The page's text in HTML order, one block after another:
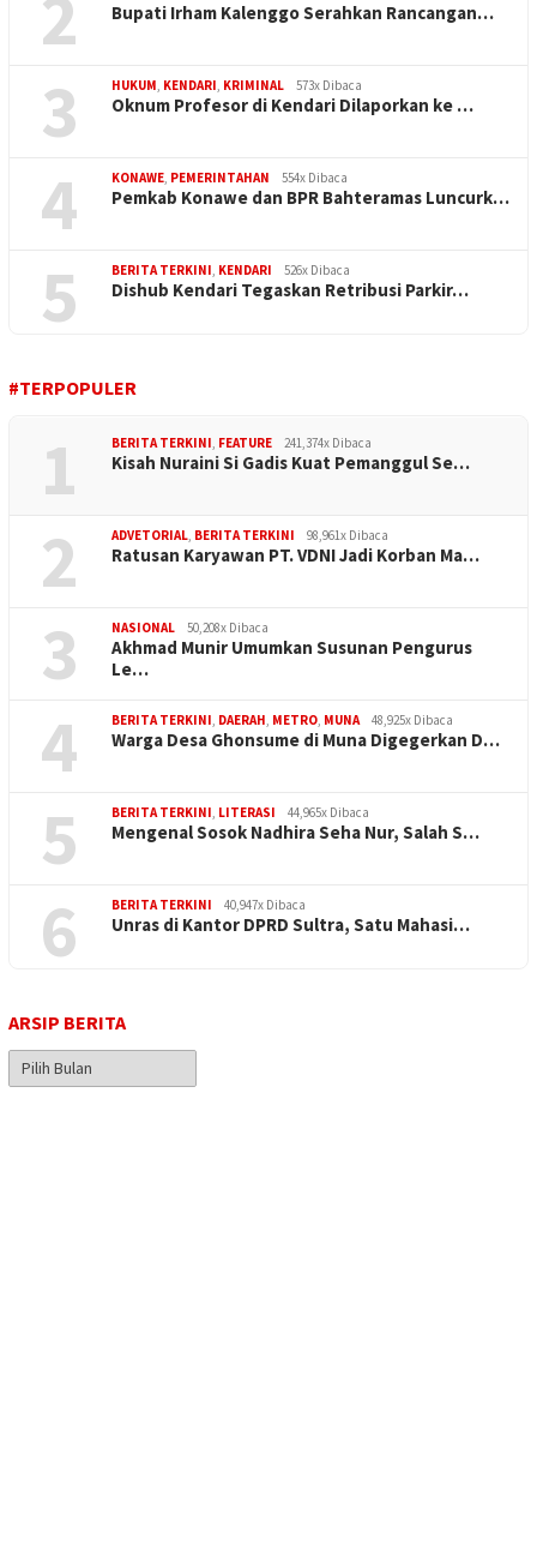
2 Bupati Irham Kalenggo Serahkan Rancangan…
3 HUKUM KENDARI KRIMINAL 573x Dibaca
Oknum Profesor di Kendari Dilaporkan ke …
4 KONAWE PEMERINTAHAN 554x Dibaca
Pemkab Konawe dan BPR Bahteramas Luncurk…
5 BERITA TERKINI KENDARI 526x Dibaca
Dishub Kendari Tegaskan Retribusi Parkir…
#TERPOPULER
1 BERITA TERKINI FEATURE 241,374x Dibaca
Kisah Nuraini Si Gadis Kuat Pemanggul Se…
2 ADVETORIAL BERITA TERKINI 98,961x Dibaca
Ratusan Karyawan PT. VDNI Jadi Korban Ma…
3 NASIONAL 50,208x Dibaca
Akhmad Munir Umumkan Susunan Pengurus
Le…
4 BERITA TERKINI DAERAH METRO MUNA 48,925x Dibaca
Warga Desa Ghonsume di Muna Digegerkan D…
5 BERITA TERKINI LITERASI 44,965x Dibaca
Mengenal Sosok Nadhira Seha Nur, Salah S…
6 BERITA TERKINI 40,947x Dibaca
Unras di Kantor DPRD Sultra, Satu Mahasi…
ARSIP BERITA
Arsip
Berita